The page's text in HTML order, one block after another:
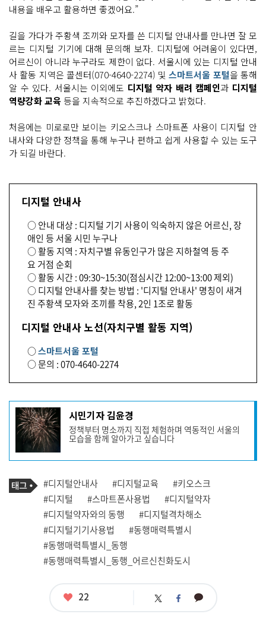
내용을 배우고 활용하면 좋겠어요.”
길을 가다가 주황색 조끼와 모자를 쓴 디지털 안내사를 만나면 잘 모
르는 디지털 기기에 대해 문의해 보자. 디지털에 어려움이 있다면,
어르신이 아니라 누구라도 제한이 없다. 서울시에 있는 디지털 안내
사 활동 지역은 콜센터(070-4640-2274) 및스마트서울 포털을 통해
알 수 있다. 서울시는 이외에도 디지털 약자 배려 캠페인과 디지털
역량강화 교육 등을 지속적으로 추진하겠다고 밝혔다.
처음에는 미로로만 보이는 키오스크나 스마트폰 사용이 디지털 안
내사와 다양한 정책을 통해 누구나 편하고 쉽게 사용할 수 있는 도구
가 되길 바란다.
디지털 안내사
○ 안내 대상 : 디지털 기기 사용이 익숙하지 않은 어르신, 장
애인 등 서울 시민 누구나
○ 활동 지역 : 자치구별 유동인구가 많은 지하철역 등 주
요 거점 순회
○ 활동 시간 : 09:30~15:30(점심시간 12:00~13:00 제외)
○ 디지털 안내사를 찾는 방법 : '디지털 안내사' 명칭이 새겨
진 주황색 모자와 조끼를 착용, 2인 1조로 활동
디지털 안내사 노선(자치구별 활동 지역)
○스마트서울 포털
○ 문의 : 070-4640-2274
기
사
작
성
자
프
필
시민기자 김윤경
정책부터 명소까지 직접 체험하며 역동적인 서울의
모습을 함께 알아가고 싶습니다
기
사
관
련
태
그
태
그
#디지털안내사 #디지털교육
#키오스크
#디지털
#스마트폰사용법
#디지털약자
#디지털약자와의 동행
#디지털격차해소
#디지털기기사용법
#동행매력특별시
#동행매력특별시_동행
#동행매력특별시_동행_어르신친화도시
좋
22 트 페 카